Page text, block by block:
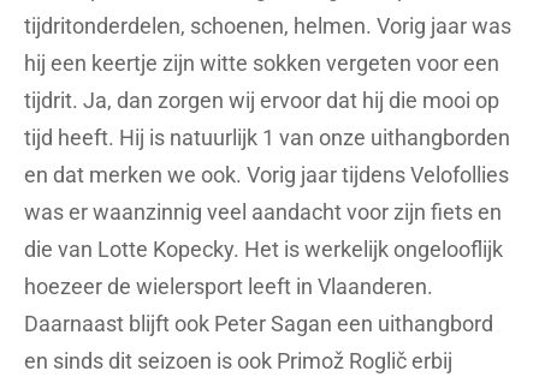
tijdritonderdelen, schoenen, helmen. Vorig jaar was
hij een keertje zijn witte sokken vergeten voor een
tijdrit. Ja, dan zorgen wij ervoor dat hij die mooi op
tijd heeft. Hij is natuurlijk 1 van onze uithangborden
en dat merken we ook. Vorig jaar tijdens Velofollies
was er waanzinnig veel aandacht voor zijn fiets en
die van Lotte Kopecky. Het is werkelijk ongelooflijk
hoezeer de wielersport leeft in Vlaanderen.
Daarnaast blijft ook Peter Sagan een uithangbord
en sinds dit seizoen is ook Primož Roglič erbij